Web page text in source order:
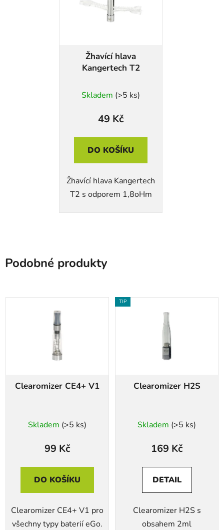
Žhavící hlava
Kangertech T2
Skladem (>5 ks)
49 Kč
DO KOŠÍKU
Žhavící hlava Kangertech
T2 s odporem 1,8oHm
Podobné produkty
Clearomizer CE4+ V1
Skladem (>5 ks)
99 Kč
DO KOŠÍKU
Clearomizer CE4+ V1 pro
všechny typy baterií eGo.
TIP
Clearomizer H2S
hodnocení
produktu
5,0
z
hvězdiček.
Skladem (>5 ks)
169 Kč
DETAIL
Clearomizer H2S s
obsahem 2ml